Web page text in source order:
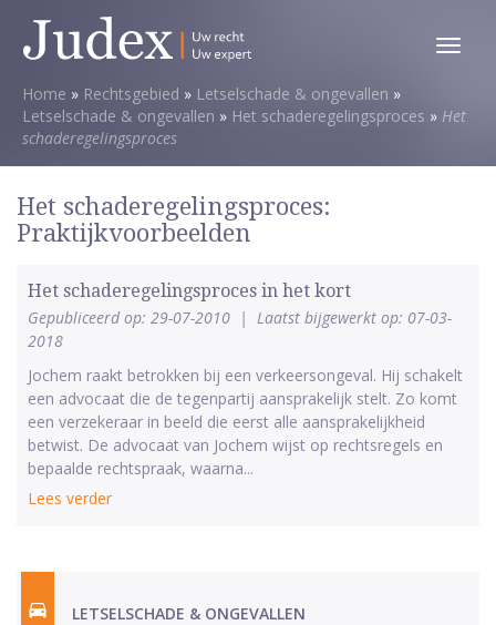
Toggle
Home » Rechtsgebied » Letselschade & ongevallen »
Letselschade & ongevallen » Het schaderegelingsproces » Het
schaderegelingsproces
Het schaderegelingsproces:
Praktijkvoorbeelden
Het schaderegelingsproces in het kort
Gepubliceerd op: 29-07-2010 | Laatst bijgewerkt op: 07-03-
2018
Jochem raakt betrokken bij een verkeersongeval. Hij schakelt
een advocaat die de tegenpartij aansprakelijk stelt. Zo komt
een verzekeraar in beeld die eerst alle aansprakelijkheid
betwist. De advocaat van Jochem wijst op rechtsregels en
bepaalde rechtspraak, waarna...
Lees verder
LETSELSCHADE & ONGEVALLEN